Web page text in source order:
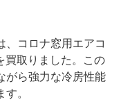
、コロナ窓用エアコ
買取りました。この
がら強力な冷房性能
。